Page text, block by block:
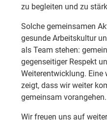
zu begleiten und zu
Solche gemeinsamen
gesunde Arbeitskultur
als Team stehen:
gegenseitiger Respekt
Weiterentwicklung. Eine
zeigt, dass wir weiter
gemeinsam vorangehen.
Wir freuen uns auf